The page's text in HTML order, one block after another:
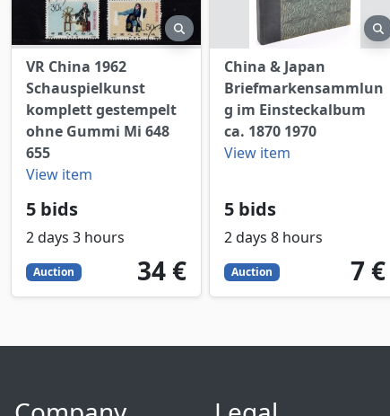
preview
VR China 1962
Schauspielkunst
komplett gestempelt
ohne Gummi Mi 648
655
View item
5 bids
2 days 3 hours
Auction 34
EUR
34 €
China & Japan
Briefmarkensammlun
g im Einsteckalbum
ca. 1870 1970
View item
5 bids
2 days 8 hours
Auction 7
EUR
7 €